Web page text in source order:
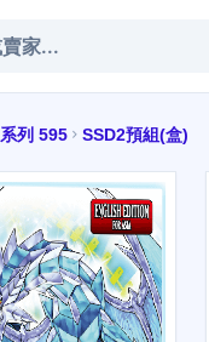
系列 595 chevron_right SSD2預組(盒)